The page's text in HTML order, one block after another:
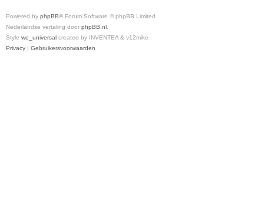
Powered by phpBB® Forum Software © phpBB Limited
Nederlandse vertaling door phpBB.nl
Style we_universal created by INVENTEA & v12mike
Privacy | Gebruikersvoorwaarden